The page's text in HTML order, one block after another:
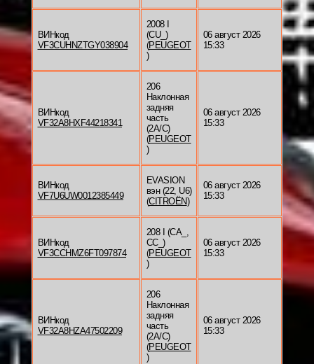
ВИНкод
VF3CUHNZTGY038904
2008 I
(CU_)
(PEUGEOT
)
06 август 2026
15:33
ВИНкод
VF32A8HXF44218341
206
Наклонная
задняя
часть
(2A/C)
(PEUGEOT
)
06 август 2026
15:33
ВИНкод
VF7U6UW0012385449
EVASION
вэн (22, U6)
(CITROËN)
06 август 2026
15:33
ВИНкод
VF3CCHMZ6FT097874
208 I (CA_,
CC_)
(PEUGEOT
)
06 август 2026
15:33
ВИНкод
VF32A8HZA47502209
206
Наклонная
задняя
часть
(2A/C)
(PEUGEOT
)
06 август 2026
15:33